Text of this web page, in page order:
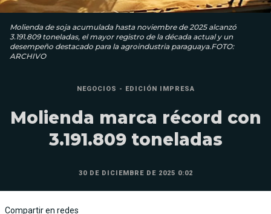
Molienda de soja acumulada hasta noviembre de 2025 alcanzó
3.191.809 toneladas, el mayor registro de la década actual y un
desempeño des­tacado para la agroindustria paraguaya.FOTO:
ARCHIVO
NEGOCIOS - EDICIÓN IMPRESA
Molienda marca récord con
3.191.809 toneladas
30 DE DICIEMBRE DE 2025 0:02
Compartir en redes